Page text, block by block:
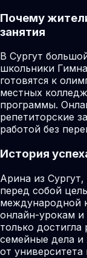
Почему
занятия
В Сургут
школьники
готовятся к
местных
программы.
репетиторские
работой без
История
Арина из
перед собой
международной
онлайн-урокам и
только достигла
семейные дела и
от университета